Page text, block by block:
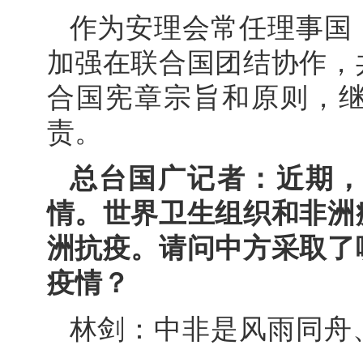
作为安理会常任理事
加强在联合国团结协作
合国宪章宗旨和原则，
责。
总台国广记者：近期
情。世界卫生组织和非
洲抗疫。请问中方采取
疫情？
林剑：中非是风雨同